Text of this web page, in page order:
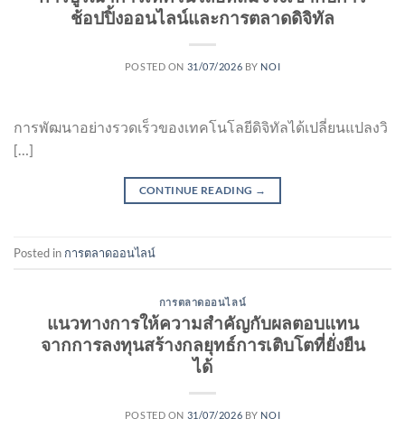
ช้อปปิ้งออนไลน์และการตลาดดิจิทัล
POSTED ON 31/07/2026 BY NOI
การพัฒนาอย่างรวดเร็วของเทคโนโลยีดิจิทัลได้เปลี่ยนแปลงวิ
[…]
CONTINUE READING →
Posted in การตลาดออนไลน์
การตลาดออนไลน์
แนวทางการให้ความสำคัญกับผลตอบแทน
จากการลงทุนสร้างกลยุทธ์การเติบโตที่ยั่งยืน
ได้
POSTED ON 31/07/2026 BY NOI